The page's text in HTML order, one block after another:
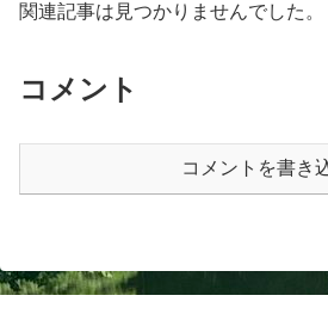
関連記事は見つかりませんでした。
コメント
コメントを書き